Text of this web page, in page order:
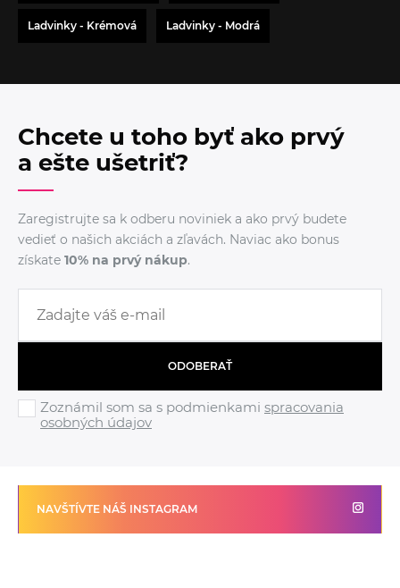
Ladvinky - Krémová Ladvinky - Modrá
Chcete u toho byť ako prvý
a ešte ušetriť?
Zaregistrujte sa k odberu noviniek a ako prvý budete
vedieť o našich akciách a zľavách. Naviac ako bonus
získate 10% na prvý nákup.
ODOBERAŤ
Zoznámil som sa s podmienkami spracovania
osobných údajov
NAVŠTÍVTE NÁŠ INSTAGRAM